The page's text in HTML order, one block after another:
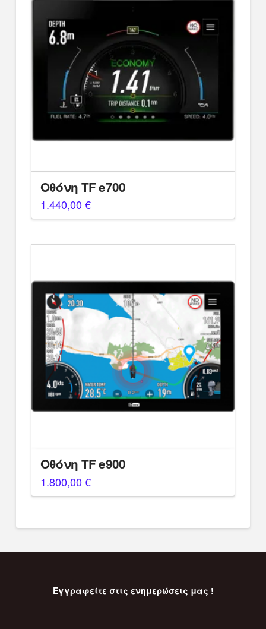
Οθόνη TF e700
1.440,00€
Οθόνη TF e900
1.800,00€
Εγγραφείτε στις ενημερώσεις μας !